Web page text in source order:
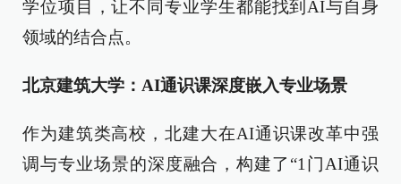
学位项目，让不同专业学生都能找到AI与自身
领域的结合点。
北京建筑大学：AI通识课深度嵌入专业场景
作为建筑类高校，北建大在AI通识课改革中强
调与专业场景的深度融合，构建了“1门AI通识